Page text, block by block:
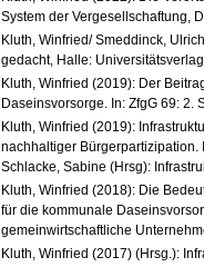
System der Vergesellschaftung,
Kluth, Winfried/ Smeddinck,
gedacht, Halle:
Kluth, Winfried (2019): Der
Daseinsvorsorge. In: ZfgG 69: 2.
Kluth, Winfried (2019):
nachhaltiger Bürgerpartizipation.
Schlacke, Sabine (Hrsg):
Kluth, Winfried (2018): Die
für die kommunale
gemeinwirtschaftliche
Kluth, Winfried (2017) (Hrsg.):